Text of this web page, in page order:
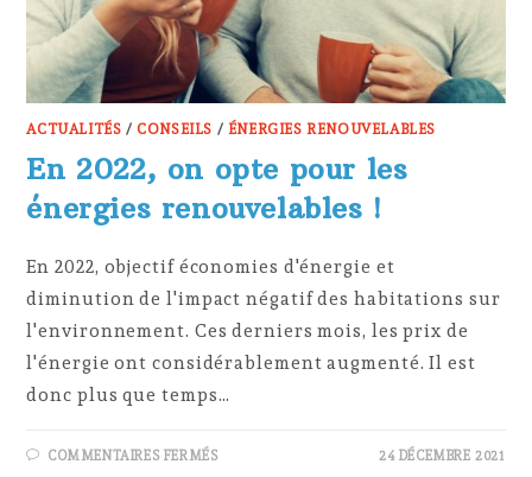
ACTUALITÉS /CONSEILS / ÉNERGIES RENOUVELABLES
En 2022, on opte pour les
énergies renouvelables !
En 2022, objectif économies d'énergie et
diminution de l'impact négatif des habitations sur
l'environnement. Ces derniers mois, les prix de
l'énergie ont considérablement augmenté. Il est
donc plus que temps…
COMMENTAIRES FERMÉSSUR
24 DÉCEMBRE 2021